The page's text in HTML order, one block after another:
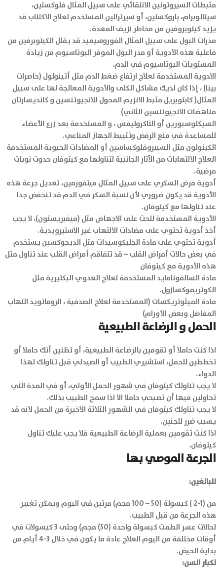
مثبطات السيروتونين الانتقائي على سبيل المثال فلوكستين،
سيتالوبرام، باروكستين، أو سيرترالين المستخدم لعلاج الاكتتاب قد
يزيد كيتوبروفين من مخاطر نزيف المعدة.
مدرات البول على سبيل المثال الفوروسيميد قد يقلل الكيتوبرفين من
فاعلية هذه الأدوية أو مدر البول الموفر البوتاسيوم من زيادة
المستويات البوتاسيوم في الدم.
الادوية المستخدمة لعلاج ارتفاع ضغط الدم مثل أتينولول (حاصرات
بينا) ، إذا كان لديك مشاكل الكلى والأدوية المعالجة لها على سبيل
المثال( كابتوبريل مثبط الانزيم المحول للانجيوتنسين و كانديسارتان
مناهضات الانجيوتنسين الثاني)
السيكلوسبورين أو التاكروليمس ، و المستخدمة بعد زرع الأعضاء
للمساعدة في منع الرفض وتثبيط الجهاز المناعي.
الكينولون مثل السيبروفلوكساسين أو المضادات الحيوية المستخدمة
العلاج الالتهابات من الآثار الجانبية لتناولها مع كيتوفان حدوث نوبات
مرضية.
أدوية مرض السكري على سبيل المثال ميتفورمين، تعديل جرعة هذه
الأدوية قد يكون ضروري لأن نسبة السكر في الدم قد تنخفض جدا
عند تناولها مع كيتوفان.
الأدوية المستخدمة للحث على الاجهاض مثل (ميفبريستون)، لا يجب
أخذ أدوية تحتوي على مضادات الالتهاب غير الاستيرويدية.
أدوية تحتوي على مادة الجليكوسيدات مثل الديجوكسين يستخدم
في بعض حالات أمراض القلب – قد تتفاقم أمراض القلب عند تناول مثل
هذه الأدوية مع كيتوفان
مادة السالفونامايد المستخدمة لعلاج العدوي البكتيرية مثل
الكوتريموكسازول.
مادة الميثوتريكسات (المستخدمة لعلاج الصدفية ، الروماتويد التهاب
المفاصل وبعض الأورام)
الحمل و الرضاعة الطبيعية
اذا كنت حاملا أو تقومين بالرضاعة الطبيعية، أو تظنين أنك حاملا أو
تخططين للحمل، استشيري الطبيب أو الصيدلي قبل تناولك لهذا
الدواء.
لا يجب تناولك كيتوفان في شهور الحمل الأولي، أو في المدة التي
تحاولين فيها أن تصبحي حاملا الا اذا سمح الطبيب بذلك.
لا يجب تناولك كيتوفان في الشهور الثلاثة الأخيرة من الحمل لأنه قد
يسبب ضرر للجنين.
اذا كنت تقومين بعملية الرضاعة الطبيعية فلا يجب عليك تناول
كيتوفان.
الجرعة الموصي بها
للبالغين:
من (1-2 ) كبسولة (50 – 100 مجم) مرتين في اليوم ويمكن تغيير
هذه الجرعة من قبل الطبيب.
لحالات عسر الطمث كبسولة واحدة (50) مجم) وحتى 3 كبسولات في
أوقات مختلفة من اليوم العلاج عادة ما يكون في خلال 3-4 أيام من
بداية الحيض.
لكبار السن: